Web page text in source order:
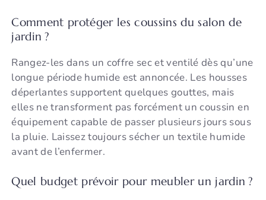
Comment protéger les coussins du salon de
jardin ?
Rangez-les dans un coffre sec et ventilé dès qu’une
longue période humide est annoncée. Les housses
déperlantes supportent quelques gouttes, mais
elles ne transforment pas forcément un coussin en
équipement capable de passer plusieurs jours sous
la pluie. Laissez toujours sécher un textile humide
avant de l’enfermer.
Quel budget prévoir pour meubler un jardin ?